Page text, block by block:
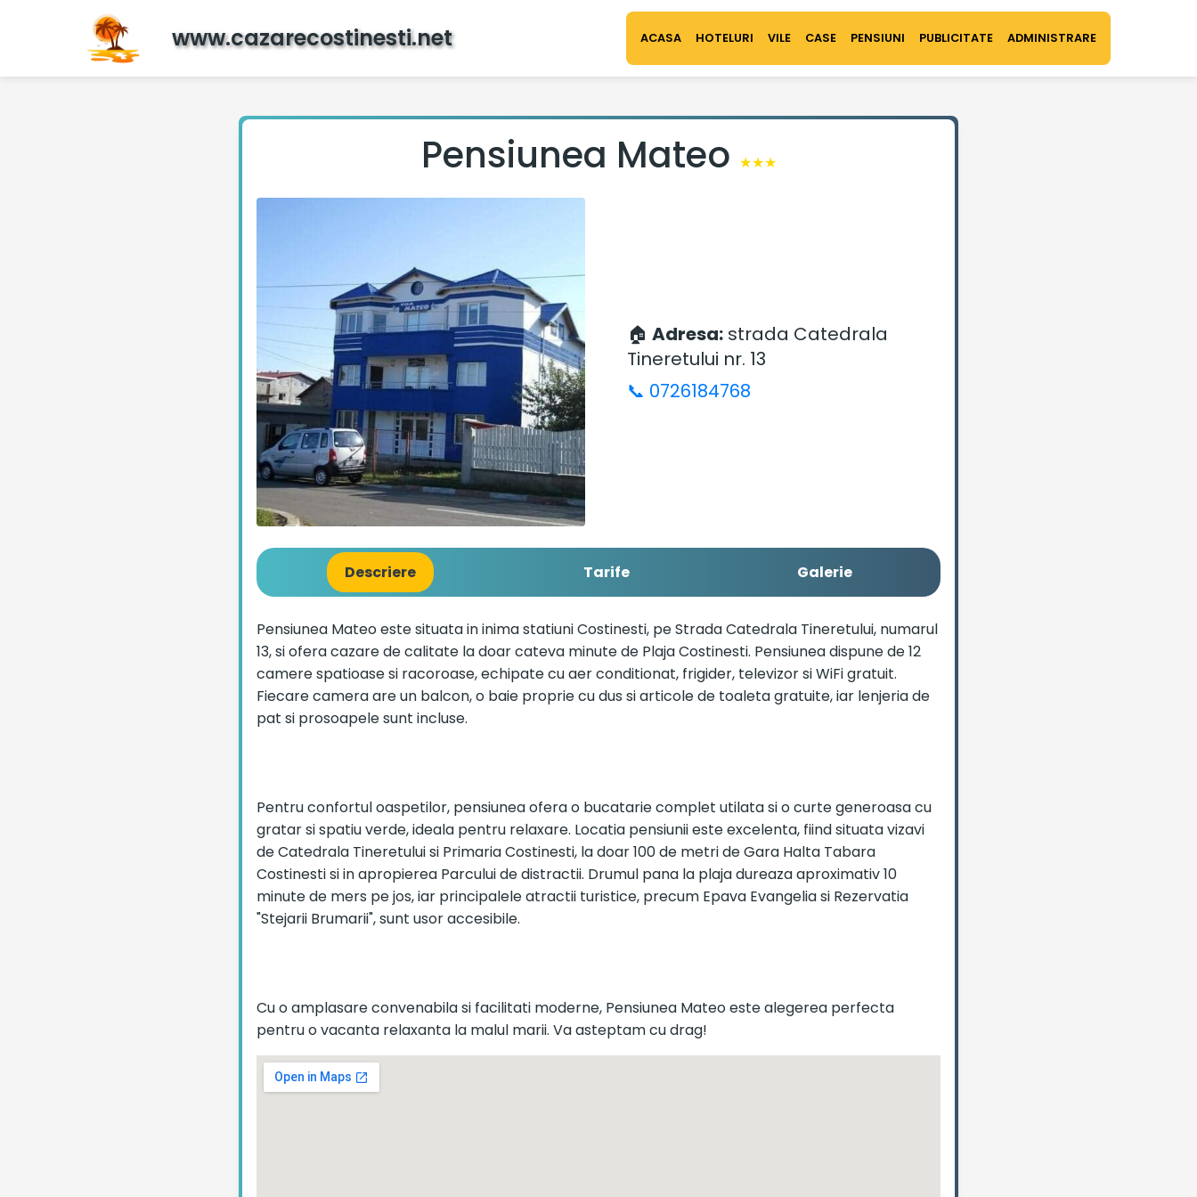
www.cazarecostinesti.net ACASA HOTELURI VILE CASE PENSIUNI PUBLICITATE ADMINISTRARE
Pensiunea Mateo ★★★
🏠 Adresa: strada Catedrala
Tineretului nr. 13
📞 0726184768
Descriere Tarife Galerie
Pensiunea Mateo este situata in inima statiuni Costinesti, pe Strada Catedrala Tineretului, numarul
13, si ofera cazare de calitate la doar cateva minute de Plaja Costinesti. Pensiunea dispune de 12
camere spatioase si racoroase, echipate cu aer conditionat, frigider, televizor si WiFi gratuit.
Fiecare camera are un balcon, o baie proprie cu dus si articole de toaleta gratuite, iar lenjeria de
pat si prosoapele sunt incluse.
Pentru confortul oaspetilor, pensiunea ofera o bucatarie complet utilata si o curte generoasa cu
gratar si spatiu verde, ideala pentru relaxare. Locatia pensiunii este excelenta, fiind situata vizavi
de Catedrala Tineretului si Primaria Costinesti, la doar 100 de metri de Gara Halta Tabara
Costinesti si in apropierea Parcului de distractii. Drumul pana la plaja dureaza aproximativ 10
minute de mers pe jos, iar principalele atractii turistice, precum Epava Evangelia si Rezervatia
"Stejarii Brumarii", sunt usor accesibile.
Cu o amplasare convenabila si facilitati moderne, Pensiunea Mateo este alegerea perfecta
pentru o vacanta relaxanta la malul marii. Va asteptam cu drag!